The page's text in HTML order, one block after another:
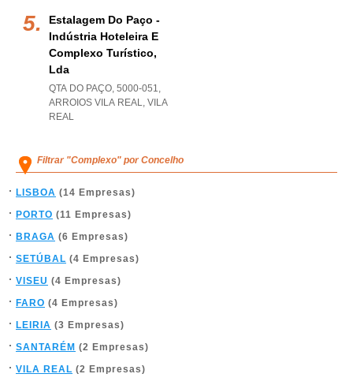
Estalagem Do Paço -
Indústria Hoteleira E
Complexo Turístico,
Lda
QTA DO PAÇO, 5000-051,
ARROIOS VILA REAL, VILA
REAL
Filtrar "Complexo" por Concelho
LISBOA (14 Empresas)
PORTO (11 Empresas)
BRAGA (6 Empresas)
SETÚBAL (4 Empresas)
VISEU (4 Empresas)
FARO (4 Empresas)
LEIRIA (3 Empresas)
SANTARÉM (2 Empresas)
VILA REAL (2 Empresas)